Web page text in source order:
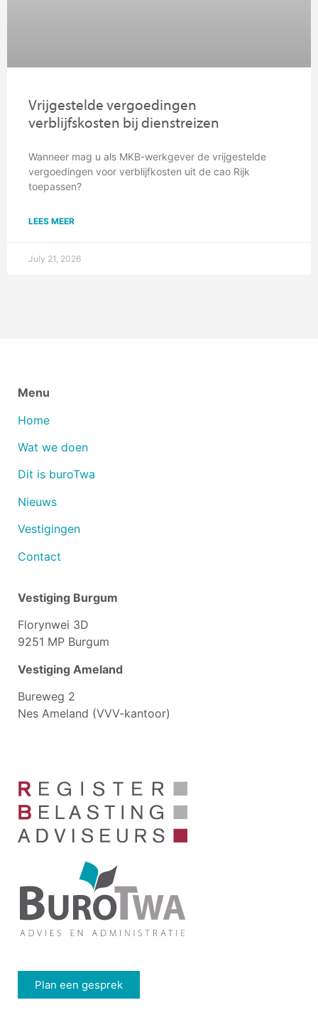
Vrijgestelde vergoedingen
verblijfskosten bij dienstreizen
Wanneer mag u als MKB-werkgever de vrijgestelde
vergoedingen voor verblijfkosten uit de cao Rijk
toepassen?
LEES MEER
July 21, 2026
Menu
Home
Wat we doen
Dit is buroTwa
Nieuws
Vestigingen
Contact
Vestiging Burgum
Florynwei 3D
9251 MP Burgum
Vestiging Ameland
Bureweg 2
Nes Ameland (VVV-kantoor)
Plan een gesprek